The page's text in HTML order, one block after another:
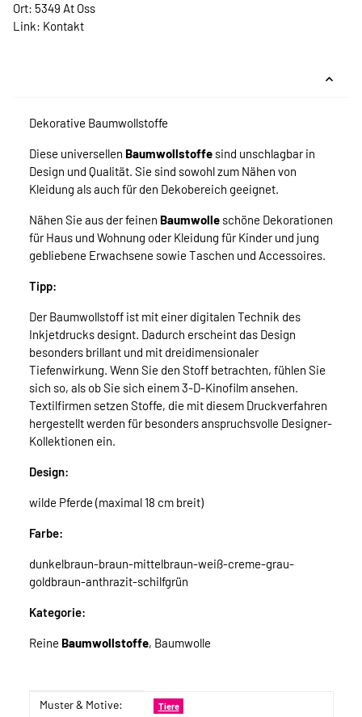
Ort: 5349 At Oss
Link: Kontakt
Dekorative Baumwollstoffe
Diese universellen Baumwollstoffe sind unschlagbar in
Design und Qualität. Sie sind sowohl zum Nähen von
Kleidung als auch für den Dekobereich geeignet.
Nähen Sie aus der feinen Baumwolle schöne Dekorationen
für Haus und Wohnung oder Kleidung für Kinder und jung
gebliebene Erwachsene sowie Taschen und Accessoires.
Tipp:
Der Baumwollstoff ist mit einer digitalen Technik des
Inkjetdrucks designt. Dadurch erscheint das Design
besonders brillant und mit dreidimensionaler
Tiefenwirkung. Wenn Sie den Stoff betrachten, fühlen Sie
sich so, als ob Sie sich einem 3-D-Kinofilm ansehen.
Textilfirmen setzen Stoffe, die mit diesem Druckverfahren
hergestellt werden für besonders anspruchsvolle Designer-
Kollektionen ein.
Design:
wilde Pferde (maximal 18 cm breit)
Farbe:
dunkelbraun-braun-mittelbraun-weiß-creme-grau-
goldbraun-anthrazit-schilfgrün
Kategorie:
Reine Baumwollstoffe, Baumwolle
Produkteigenschaft
Wert
Muster & Motive: Tiere